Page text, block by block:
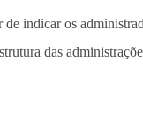
indicar os
das